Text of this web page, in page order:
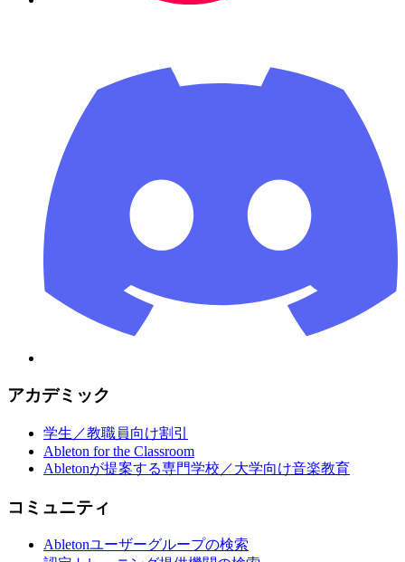
アカデミック
学生／教職員向け割引
Ableton for the Classroom
Abletonが提案する専門学校／大学向け音楽教育
コミュニティ
Abletonユーザーグループの検索